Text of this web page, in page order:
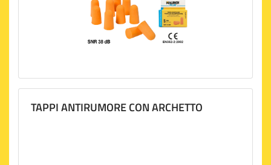
TAPPI ANTIRUMORE CON ARCHETTO